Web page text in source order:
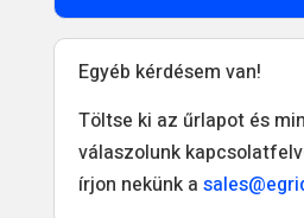
Egyéb kérdésem van!
Töltse ki az űrlapot és
válaszolunk
írjon nekünk a